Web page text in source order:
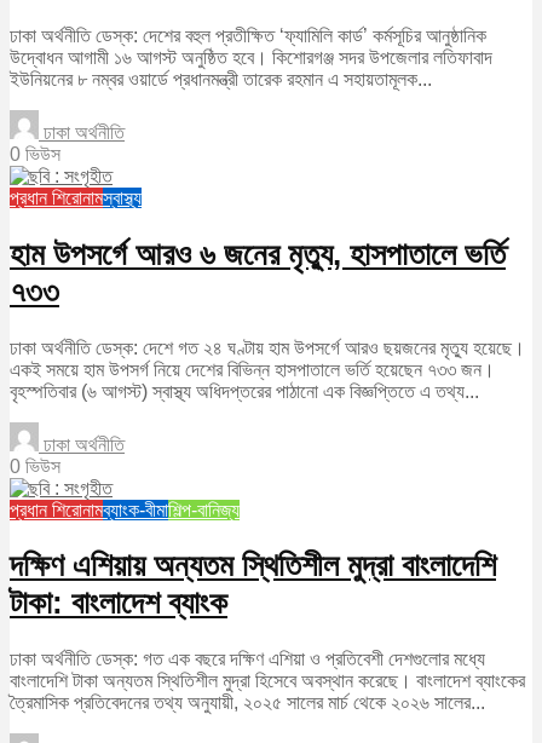
ঢাকা অর্থনীতি ডেস্ক: দেশের বহুল প্রতীক্ষিত ‘ফ্যামিলি কার্ড’ কর্মসূচির আনুষ্ঠানিক
উদ্বোধন আগামী ১৬ আগস্ট অনুষ্ঠিত হবে। কিশোরগঞ্জ সদর উপজেলার লতিফাবাদ
ইউনিয়নের ৮ নম্বর ওয়ার্ডে প্রধানমন্ত্রী তারেক রহমান এ সহায়তামূলক...
ঢাকা অর্থনীতি
0 ভিউস
প্রধান শিরোনামস্বাস্থ্য
হাম উপসর্গে আরও ৬ জনের মৃত্যু, হাসপাতালে ভর্তি
৭৩৩
ঢাকা অর্থনীতি ডেস্ক: দেশে গত ২৪ ঘণ্টায় হাম উপসর্গে আরও ছয়জনের মৃত্যু হয়েছে।
একই সময়ে হাম উপসর্গ নিয়ে দেশের বিভিন্ন হাসপাতালে ভর্তি হয়েছেন ৭৩৩ জন।
বৃহস্পতিবার (৬ আগস্ট) স্বাস্থ্য অধিদপ্তরের পাঠানো এক বিজ্ঞপ্তিতে এ তথ্য...
ঢাকা অর্থনীতি
0 ভিউস
প্রধান শিরোনামব্যাংক-বীমাশিল্প-বানিজ্য
দক্ষিণ এশিয়ায় অন্যতম স্থিতিশীল মুদ্রা বাংলাদেশি
টাকা: বাংলাদেশ ব্যাংক
ঢাকা অর্থনীতি ডেস্ক: গত এক বছরে দক্ষিণ এশিয়া ও প্রতিবেশী দেশগুলোর মধ্যে
বাংলাদেশি টাকা অন্যতম স্থিতিশীল মুদ্রা হিসেবে অবস্থান করেছে। বাংলাদেশ ব্যাংকের
ত্রৈমাসিক প্রতিবেদনের তথ্য অনুযায়ী, ২০২৫ সালের মার্চ থেকে ২০২৬ সালের...